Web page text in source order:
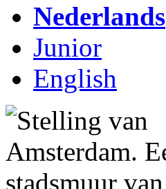
Nederlands
Junior
English